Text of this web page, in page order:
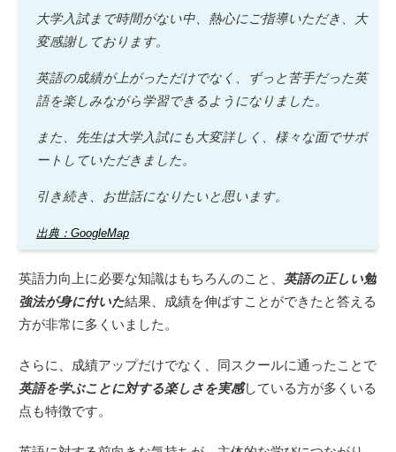
大学入試まで時間がない中、熱心にご指導いただき、大
変感謝しております。
英語の成績が上がっただけでなく、ずっと苦手だった英
語を楽しみながら学習できるようになりました。
また、先生は大学入試にも大変詳しく、様々な面でサポ
ートしていただきました。
引き続き、お世話になりたいと思います。
出典：GoogleMap
英語力向上に必要な知識はもちろんのこと、 英語の正しい勉
強法が身に付いた結果、成績を伸ばすことができたと答える
方が非常に多くいました。
さらに、成績アップだけでなく、同スクールに通ったことで
英語を学ぶことに対する楽しさを実感している方が多くいる
点も特徴です。